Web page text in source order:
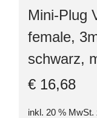
Mini-Plug
female,
schwarz,
€ 16,68
inkl. 20 % MwSt.